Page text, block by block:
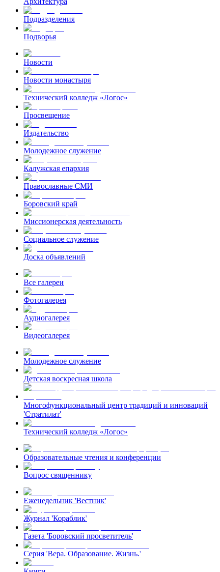
Подразделения
Подворья
Новости
Новости монастыря
Технический колледж «Логос»
Просвещение
Издательство
Молодежное служение
Калужская епархия
Православные СМИ
Боровский край
Миссионерская деятельность
Социальное служение
Доска объявлений
Все галереи
Фотогалерея
Аудиогалерея
Видеогалерея
Молодежное служение
Детская воскресная школа
Многофункциональный центр традиций и инноваций
'Стратилат'
Технический колледж «Логос»
Образовательные чтения и конференции
Вопрос священнику
Еженедельник 'Вестник'
Журнал 'Кораблик'
Газета 'Боровский просветитель'
Серия 'Вера. Образование. Жизнь.'